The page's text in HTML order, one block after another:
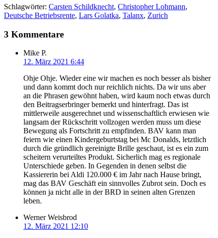
Schlagwörter: Carsten Schildknecht, Christopher Lohmann,
Deutsche Betriebsrente, Lars Golatka, Talanx, Zurich
3 Kommentare
Mike P.
12. März 2021 6:44
Ohje Ohje. Wieder eine wir machen es noch besser als bisher
und dann kommt doch nur reichlich nichts. Da wir uns aber
an die Phrasen gewöhnt haben, wird kaum noch etwas durch
den Beitragserbringer bemerkt und hinterfragt. Das ist
mittlerweile ausgerechnet und wissenschaftlich erwiesen wie
langsam der Rückschritt vollzogen werden muss um diese
Bewegung als Fortschritt zu empfinden. BAV kann man
feiern wie einen Kindergeburtstag bei Mc Donalds, letztlich
durch die gründlich gereinigte Brille geschaut, ist es ein zum
scheitern verurteiltes Produkt. Sicherlich mag es regionale
Unterschiede geben. In Gegenden in denen selbst die
Kassiererin bei Aldi 120.000 € im Jahr nach Hause bringt,
mag das BAV Geschäft ein sinnvolles Zubrot sein. Doch es
können ja nicht alle in der BRD in seinen alten Grenzen
leben.
Werner Weisbrod
12. März 2021 12:10